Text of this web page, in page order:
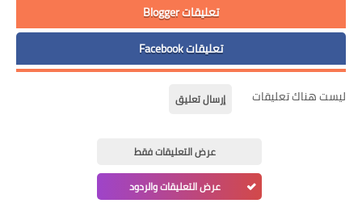
تعليقات Blogger
تعليقات Facebook
ليست هناك تعليقات إرسال تعليق
عرض التعليقات فقط
عرض التعليقات والردود